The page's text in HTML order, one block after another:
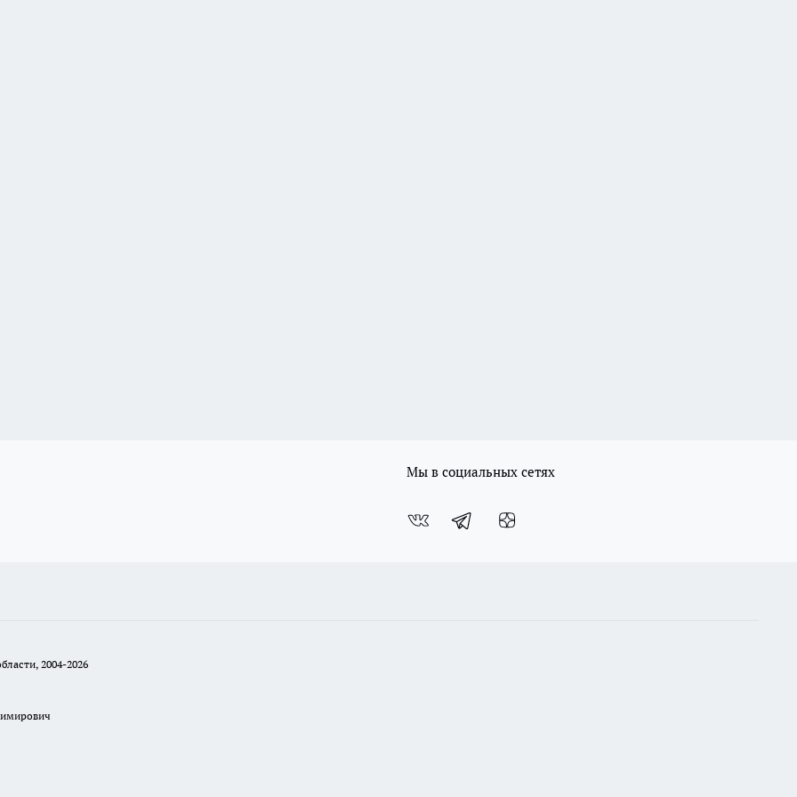
Мы в социальных сетях
2004-2026